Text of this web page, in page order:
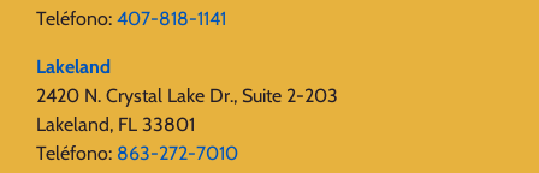
Teléfono: 407-818-1141
Lakeland
2420 N. Crystal Lake Dr., Suite 2-203
Lakeland, FL 33801
Teléfono: 863-272-7010